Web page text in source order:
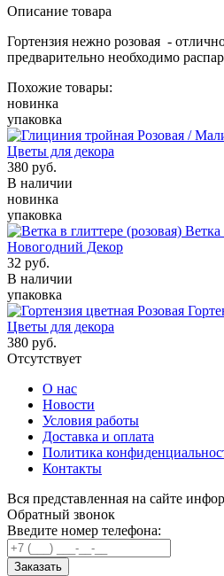
Описание товара
Гортензия нежно розовая -
предварительно необходимо
Похожие товары:
новинка
упаковка
Цветы для декора
380 руб.
В наличии
новинка
упаковка
Ветка
Новогодний Декор
32 руб.
В наличии
упаковка
Цветы для декора
380 руб.
Отсутствует
О нас
Новости
Условия работы
Доставка и оплата
Политика
Контакты
Вся представленная на сайте
Обратный звонок
Введите номер телефона:
Заказать